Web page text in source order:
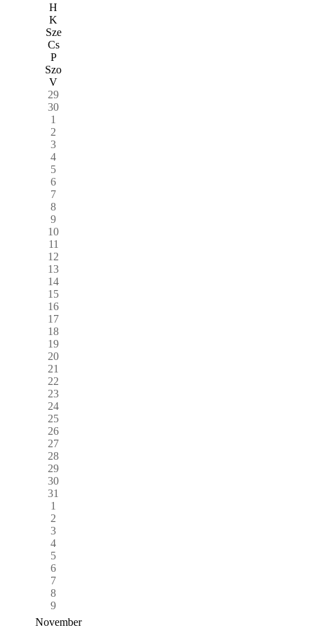
H
K
Sze
Cs
P
Szo
V
29
30
1
2
3
4
5
6
7
8
9
10
11
12
13
14
15
16
17
18
19
20
21
22
23
24
25
26
27
28
29
30
31
1
2
3
4
5
6
7
8
9
November